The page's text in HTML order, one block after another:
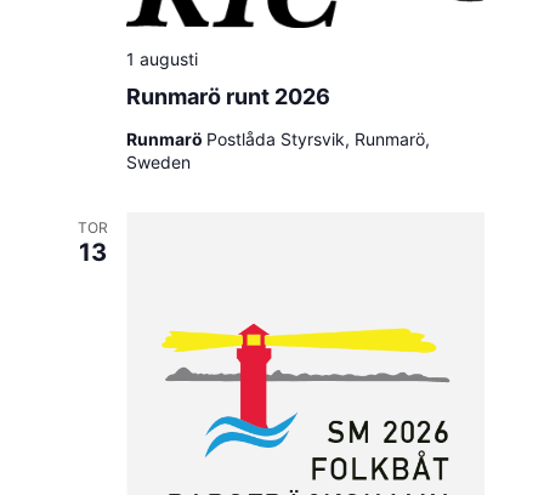
Runmarö runt 2026
1 augusti
Runmarö Postlåda Styrsvik, Runmarö,
Sweden
TOR
13